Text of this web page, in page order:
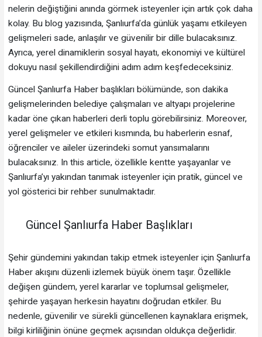
nelerin değiştiğini anında görmek isteyenler için artık çok daha
kolay. Bu blog yazısında, Şanlıurfa’da günlük yaşamı etkileyen
gelişmeleri sade, anlaşılır ve güvenilir bir dille bulacaksınız.
Ayrıca, yerel dinamiklerin sosyal hayatı, ekonomiyi ve kültürel
dokuyu nasıl şekillendirdiğini adım adım keşfedeceksiniz.
Güncel Şanlıurfa Haber başlıkları bölümünde, son dakika
gelişmelerinden belediye çalışmaları ve altyapı projelerine
kadar öne çıkan haberleri derli toplu görebilirsiniz. Moreover,
yerel gelişmeler ve etkileri kısmında, bu haberlerin esnaf,
öğrenciler ve aileler üzerindeki somut yansımalarını
bulacaksınız. In this article, özellikle kentte yaşayanlar ve
Şanlıurfa’yı yakından tanımak isteyenler için pratik, güncel ve
yol gösterici bir rehber sunulmaktadır.
Güncel Şanlıurfa Haber Başlıkları
Şehir gündemini yakından takip etmek isteyenler için Şanlıurfa
Haber akışını düzenli izlemek büyük önem taşır. Özellikle
değişen gündem, yerel kararlar ve toplumsal gelişmeler,
şehirde yaşayan herkesin hayatını doğrudan etkiler. Bu
nedenle, güvenilir ve sürekli güncellenen kaynaklara erişmek,
bilgi kirliliğinin önüne geçmek açısından oldukça değerlidir.